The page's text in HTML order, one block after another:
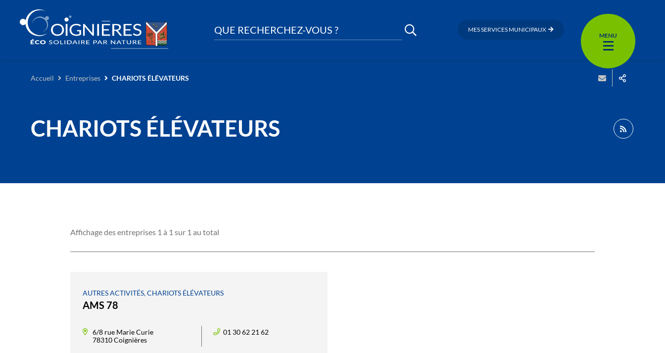
QUE RECHERCHEZ-VOUS ? MES SERVICES MUNICIPAUX
MENU
Accueil Entreprises CHARIOTS ÉLÉVATEURS
CHARIOTS ÉLÉVATEURS
Affichage des entreprises 1 à 1 sur 1 au total
AUTRES ACTIVITÉS, CHARIOTS ÉLÉVATEURS
AMS 78
6/8 rue Marie Curie
78310 Coignières
01 30 62 21 62